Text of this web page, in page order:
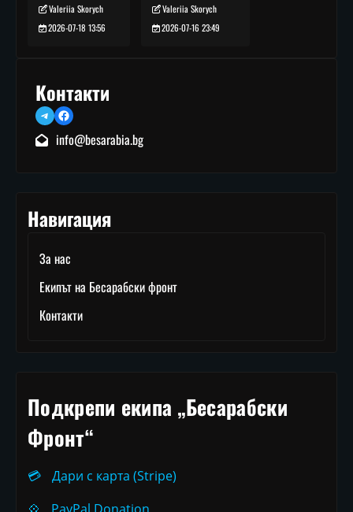
Valeriia Skorych
2026-07-18 13:56
Valeriia Skorych
2026-07-16 23:49
Контакти
TelegramFacebook
info@besarabia.bg
Навигация
За нас
Екипът на Бесарабски фронт
Контакти
Подкрепи екипа „Бесарабски
Фронт“
💳
Дари с карта (Stripe)